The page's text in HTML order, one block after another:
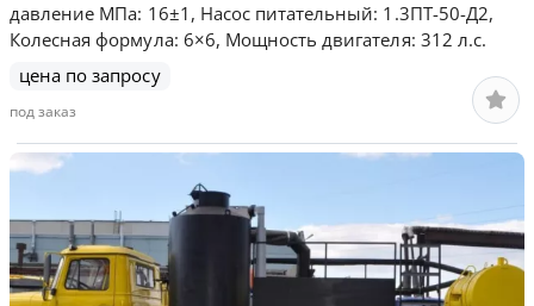
давление МПа: 16±1, Насос питательный: 1.3ПТ-50-Д2,
Колесная формула: 6×6, Мощность двигателя: 312 л.с.
цена по запросу
под заказ